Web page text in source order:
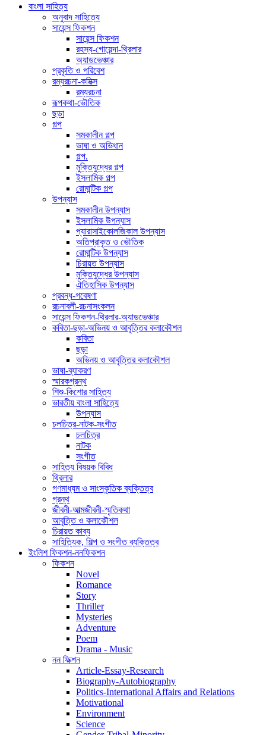
বাংলা সাহিত্য
অনুবাদ সাহিত্যে
সায়েন্স ফিকশন
সায়েন্স ফিকশন
রহস্য-গোয়েন্দা-থ্রিলার
অ্যাডভেঞ্চার
প্রকৃতি ও পরিবেশ
রম্যরচনা-কমিক্স
রম্যরচনা
রূপকথা-ভৌতিক
ছড়া
গল্প
সমকালীন গল্প
ভাষা ও অভিধান
গল্প.
মুক্তিযুদ্ধের গল্প
ইসলামিক গল্প
রোমান্টিক গল্প
উপন্যাস
সমকালীন উপন্যাস
ইসলামিক উপন্যাস
প্যারাসাইকোলজিকাল উপন্যাস
অতিপ্রাকৃত ও ভৌতিক
রোমান্টিক উপন্যাস
চিরায়ত উপন্যাস
মুক্তিযুদ্ধের উপন্যাস
ঐতিহাসিক উপন্যাস
প্রবন্ধ-গবেষণা
রচনাবলী-রচনাসংকলন
সায়েন্স ফিকশন-থ্রিলার-অ্যাডভেঞ্চার
কবিতা-ছড়া-অভিনয় ও আবৃত্তির কলাকৌশল
কবিতা
ছড়া
অভিনয় ও আবৃত্তির কলাকৌশল
ভাষা-ব্যাকরণ
স্মারকগ্রন্থ
শিশু-কিশোর সাহিত্য
ভারতীয় বাংলা সাহিত্যে
উপন্যাস
চলচিত্র-নাটক-সংগীত
চলচিত্র
নাটক
সংগীত
সাহিত্য বিষয়ক বিবিধ
থ্রিলার
গণমাধ্যম ও সাংস্কৃতিক ব্যক্তিত্ব
গ্রন্থ
জীবনী-আত্মজীবনী-স্মৃতিকথা
আবৃত্তি ও কলাকৌশল
চিরায়ত কাব্য
সাহিত্যিক, শিল্প ও সংগীত ব্যক্তিত্ব
ইংলিশ ফিকশন-ননফিকশন
ফিকশন
Novel
Romance
Story
Thriller
Mysteries
Adventure
Poem
Drama - Music
নন ফিক্শন
Article-Essay-Research
Biography-Autobiography
Politics-International Affairs and Relations
Motivational
Environment
Science